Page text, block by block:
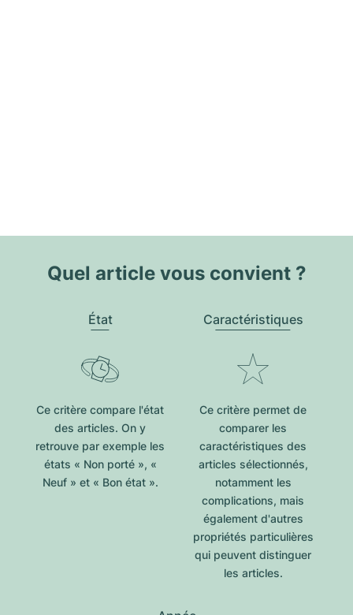
Quel article vous convient ?
État
Ce critère compare l'état
des articles. On y
retrouve par exemple les
états « Non porté », «
Neuf » et « Bon état ».
Caractéristiques
Ce critère permet de
comparer les
caractéristiques des
articles sélectionnés,
notamment les
complications, mais
également d'autres
propriétés particulières
qui peuvent distinguer
les articles.